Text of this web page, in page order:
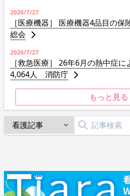
2026/7/27
［医療機器］ 医療機器4品目の
総会
2026/7/27
［救急医療］ 26年6月の熱中症
4,064人 消防庁
もっと見る